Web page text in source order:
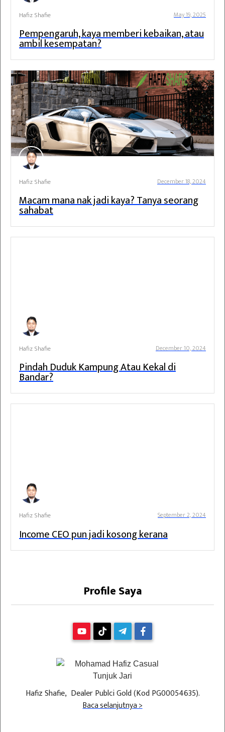
Hafiz Shafie May 19, 2025
Pempengaruh, kaya memberi kebaikan, atau
ambil kesempatan?
Hafiz Shafie December 18, 2024
Macam mana nak jadi kaya? Tanya seorang
sahabat
Hafiz Shafie December 10, 2024
Pindah Duduk Kampung Atau Kekal di
Bandar?
Hafiz Shafie September 2, 2024
Income CEO pun jadi kosong kerana
Profile Saya
Hafiz Shafie, Dealer Publci Gold (Kod PG00054635).
Baca selanjutnya >